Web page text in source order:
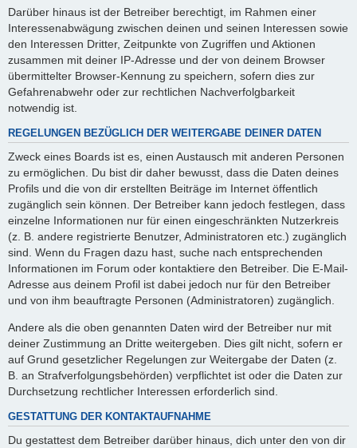
Darüber hinaus ist der Betreiber berechtigt, im Rahmen einer
Interessenabwägung zwischen deinen und seinen Interessen sowie
den Interessen Dritter, Zeitpunkte von Zugriffen und Aktionen
zusammen mit deiner IP-Adresse und der von deinem Browser
übermittelter Browser-Kennung zu speichern, sofern dies zur
Gefahrenabwehr oder zur rechtlichen Nachverfolgbarkeit
notwendig ist.
REGELUNGEN BEZÜGLICH DER WEITERGABE DEINER DATEN
Zweck eines Boards ist es, einen Austausch mit anderen Personen
zu ermöglichen. Du bist dir daher bewusst, dass die Daten deines
Profils und die von dir erstellten Beiträge im Internet öffentlich
zugänglich sein können. Der Betreiber kann jedoch festlegen, dass
einzelne Informationen nur für einen eingeschränkten Nutzerkreis
(z. B. andere registrierte Benutzer, Administratoren etc.) zugänglich
sind. Wenn du Fragen dazu hast, suche nach entsprechenden
Informationen im Forum oder kontaktiere den Betreiber. Die E-Mail-
Adresse aus deinem Profil ist dabei jedoch nur für den Betreiber
und von ihm beauftragte Personen (Administratoren) zugänglich.
Andere als die oben genannten Daten wird der Betreiber nur mit
deiner Zustimmung an Dritte weitergeben. Dies gilt nicht, sofern er
auf Grund gesetzlicher Regelungen zur Weitergabe der Daten (z.
B. an Strafverfolgungsbehörden) verpflichtet ist oder die Daten zur
Durchsetzung rechtlicher Interessen erforderlich sind.
GESTATTUNG DER KONTAKTAUFNAHME
Du gestattest dem Betreiber darüber hinaus, dich unter den von dir